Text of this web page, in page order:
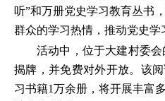
听”和万册党史学习教育丛书
群众的学习热情，推动党史学
活动中，位于大建村委会
揭牌，并免费对外开放。该
习书籍1万余册，将开展丰富